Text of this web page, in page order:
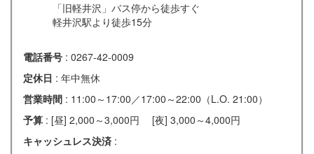
「旧軽井沢」バス停から徒歩すぐ
軽井沢駅より徒歩15分
電話番号 : 0267-42-0009
定休日 : 年中無休
営業時間 : 11:00～17:00／17:00～22:00（L.O. 21:00）
予算 : [昼] 2,000～3,000円 [夜] 3,000～4,000円
キャッシュレス決済 :